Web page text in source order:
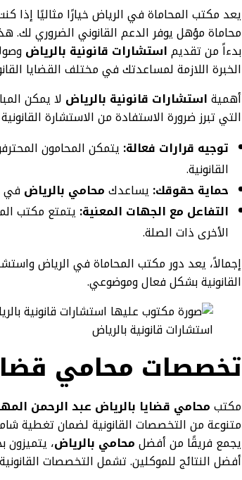
يعد مكتب المحاماة في الرياض خيارًا مثاليًا إذا
محاماة مؤهل يوفر الدعم القانوني الضروري لك.
بدءاً من تقديماستشارات قانونية بالرياض
الخبرة اللازمة لمساعدتك في مختلف القضايا
أهميةاستشارات قانونية بالرياض لا يمكن
التي تبرز ضرورة الاستفادة من الاستشارة القانونية
توجيه قرارات فعالة: يتمكن المحامون
القانونية.
حماية حقوقك: يساعدكمحامي بالرياضفي
التفاعل مع الجهات المعنية: يتمتع مكتب
الأخرى ذات الصلة.
إجمالاً، يعد دور مكتب المحاماة في الرياض
القانونية بشكل فعال وموضوعي.
استشارات قانونية بالرياض
تخصصات محامي
مكتبمحامي قضايا بالرياض عبد الرحمن
متنوعة من التخصصات القانونية لضمان تغطية
يجمع فريقًا من أفضلمحامي بالرياض،
أفضل النتائج للموكلين. تشمل التخصصات